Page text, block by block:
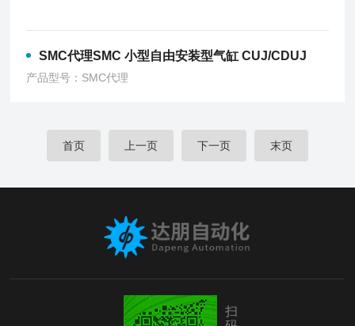
SMC代理SMC 小型自由安装型气缸 CUJ/CDUJ
产品型号：SMC代理
首页 上一页 下一页 末页
扫